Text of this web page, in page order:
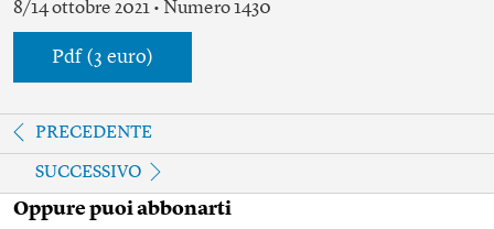
8/14 ottobre 2021 • Numero 1430
Pdf (3 euro)
PRECEDENTE
SUCCESSIVO
Oppure puoi abbonarti